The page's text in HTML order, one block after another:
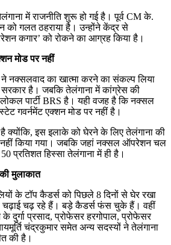
में राजनीति शुरू हो गई है। पूर्व CM के.
गलत ठहराया है। उन्होंने केंद्र से
कगार’ को रोकने का आग्रह किया है।
मोड पर नहीं
ने नक्सलवाद का खात्मा करने का संकल्प लिया
सरकार है। जबकि तेलंगाना में कांग्रेस की
लोकल पार्टी BRS है। यही वजह है कि नक्सल
गवर्नमेंट एक्शन मोड पर नहीं है।
है क्योंकि, इस इलाके को घेरने के लिए तेलंगाना की
किया गया। जबकि जहां नक्सल ऑपरेशन चल
प्रतिशत हिस्सा तेलंगाना में ही है।
मुलाकात
के टॉप कैडर्स को पिछले 8 दिनों से घेर रखा
चढ़ाई चढ़ रहे हैं। बड़े कैडर्स फंस चुके हैं। वहीं
के दुर्गा प्रसाद, प्रोफेसर हरगोपाल, प्रोफेसर
चंद्रकुमार समेत अन्य सदस्यों ने तेलंगाना
की है।